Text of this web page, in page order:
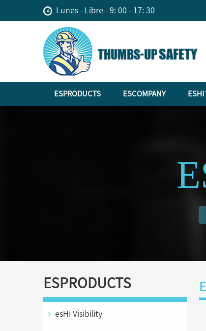
Lunes - Libre - 9: 00 - 17: 30
ESPRODUCTS ESCOMPANY
ESPRODUCTS
esHi Visibility